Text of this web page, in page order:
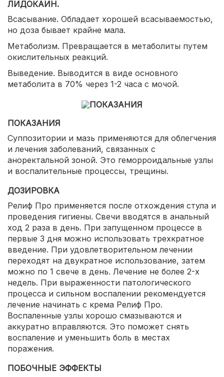
ЛИДОКАИН.
Всасывание. Обладает хорошей всасываемостью,
но доза бывает крайне мала.
Метаболизм. Превращается в метаболиты путем
окислительных реакций.
Выведение. Выводится в виде основного
метаболита в 70% через 1-2 часа с мочой.
ПОКАЗАНИЯ
Суппозитории и мазь применяются для облегчения
и лечения заболеваний, связанных с
аноректальной зоной. Это геморроидальные узлы
и воспалительные процессы, трещины.
ДОЗИРОВКА
Релиф Про применяется после отхождения стула и
проведения гигиены. Свечи вводятся в анальный
ход 2 раза в день. При запущенном процессе в
первые 3 дня можно использовать трехкратное
введение. При удовлетворительном лечении
переходят на двукратное использование, затем
можно по 1 свече в день. Лечение не более 2-х
недель. При выраженности патологического
процесса и сильном воспалении рекомендуется
лечение начинать с крема Релиф Про.
Воспаленные узлы хорошо смазываются и
аккуратно вправляются. Это поможет снять
воспаление и уменьшить боль в местах
поражения.
ПОБОЧНЫЕ ЭФФЕКТЫ